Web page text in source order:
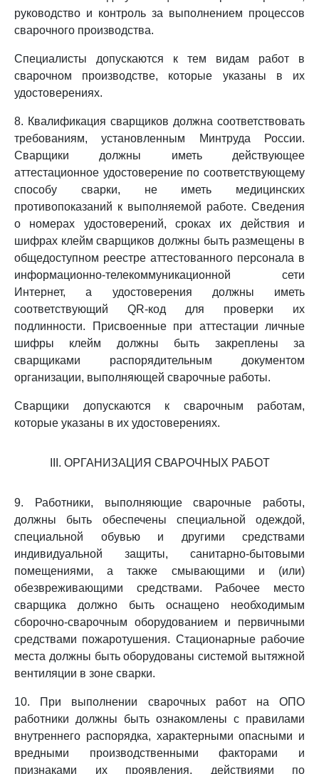
руководство и контроль за выполнением процессов
сварочного производства.
Специалисты допускаются к тем видам работ в
сварочном производстве, которые указаны в их
удостоверениях.
8. Квалификация сварщиков должна соответствовать
требованиям, установленным Минтруда России.
Сварщики должны иметь действующее
аттестационное удостоверение по соответствующему
способу сварки, не иметь медицинских
противопоказаний к выполняемой работе. Сведения
о номерах удостоверений, сроках их действия и
шифрах клейм сварщиков должны быть размещены в
общедоступном реестре аттестованного персонала в
информационно-телекоммуникационной сети
Интернет, а удостоверения должны иметь
соответствующий QR-код для проверки их
подлинности. Присвоенные при аттестации личные
шифры клейм должны быть закреплены за
сварщиками распорядительным документом
организации, выполняющей сварочные работы.
Сварщики допускаются к сварочным работам,
которые указаны в их удостоверениях.
III. ОРГАНИЗАЦИЯ СВАРОЧНЫХ РАБОТ
9. Работники, выполняющие сварочные работы,
должны быть обеспечены специальной одеждой,
специальной обувью и другими средствами
индивидуальной защиты, санитарно-бытовыми
помещениями, а также смывающими и (или)
обезвреживающими средствами. Рабочее место
сварщика должно быть оснащено необходимым
сборочно-сварочным оборудованием и первичными
средствами пожаротушения. Стационарные рабочие
места должны быть оборудованы системой вытяжной
вентиляции в зоне сварки.
10. При выполнении сварочных работ на ОПО
работники должны быть ознакомлены с правилами
внутреннего распорядка, характерными опасными и
вредными производственными факторами и
признаками их проявления, действиями по